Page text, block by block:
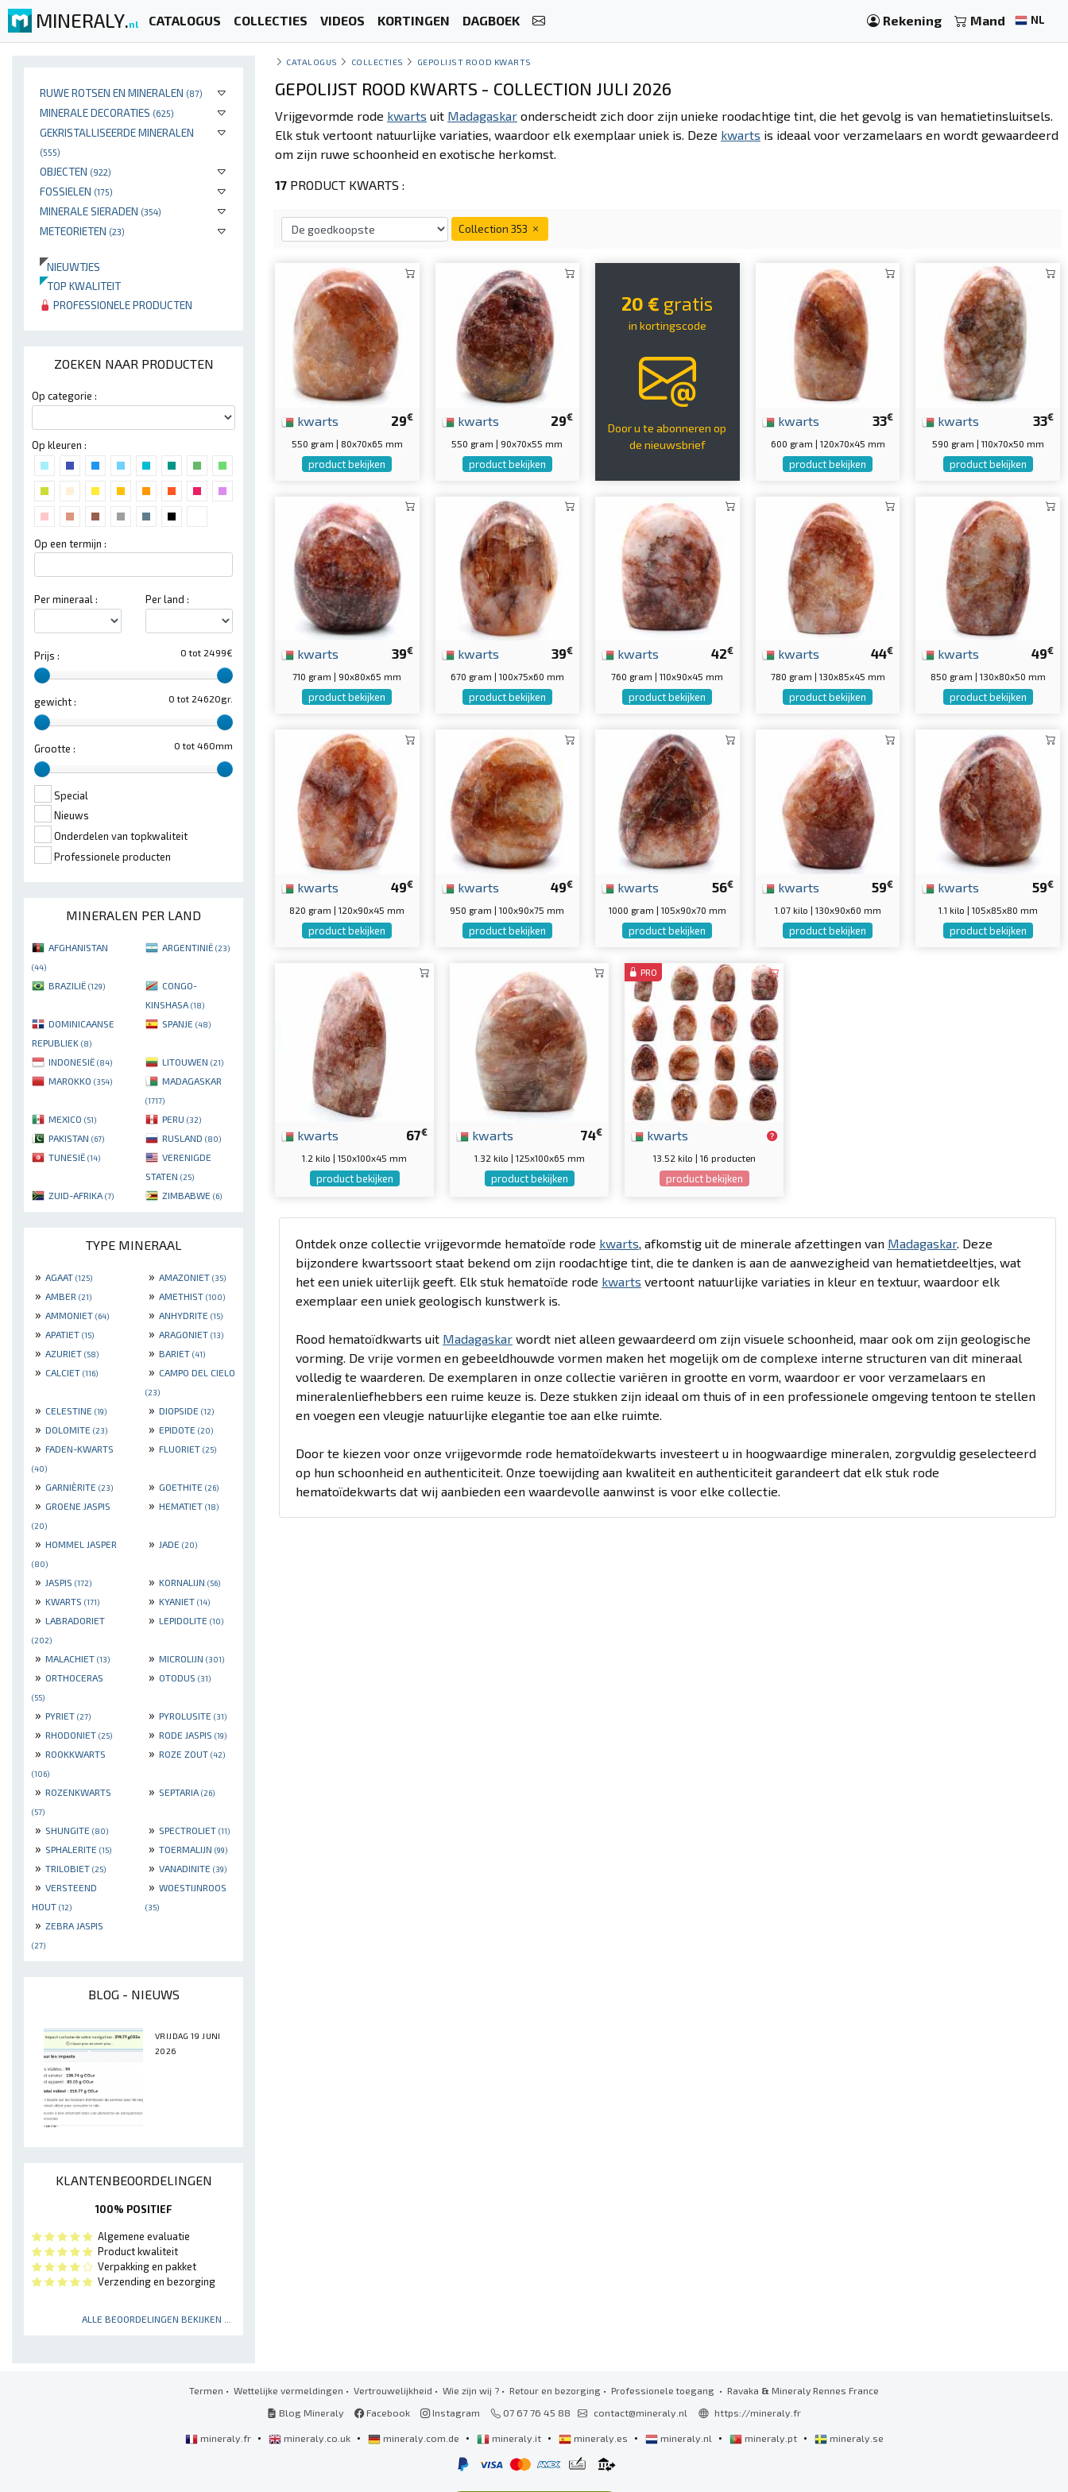
MINERALY.nl CATALOGUS COLLECTIES VIDEOS KORTINGEN DAGBOEK Rekening Mand NL
RUWE ROTSEN EN MINERALEN (87)
MINERALE DECORATIES (625)
GEKRISTALLISEERDE MINERALEN
(555)
OBJECTEN (922)
FOSSIELEN (175)
MINERALE SIERADEN (354)
METEORIETEN (23)
NIEUWTJES
TOP KWALITEIT
PROFESSIONELE PRODUCTEN
ZOEKEN NAAR PRODUCTEN
Op categorie :
Op kleuren :
Op een termijn :
Per mineraal : Per land :
0 tot 2499€
Prijs :
0 tot 24620gr.
gewicht :
0 tot 460mm
Grootte :
Special
Nieuws
Onderdelen van topkwaliteit
Professionele producten
MINERALEN PER LAND
AFGHANISTAN
(44)
ARGENTINIË (23)
BRAZILIË (129)
CONGO-
KINSHASA (18)
DOMINICAANSE
REPUBLIEK (8)
SPANJE (48)
INDONESIË (84) LITOUWEN (21)
MAROKKO (354) MADAGASKAR
(1717)
MEXICO (51) PERU (32)
PAKISTAN (67) RUSLAND (80)
TUNESIË (14)
VERENIGDE
STATEN (25)
ZUID-AFRIKA (7) ZIMBABWE (6)
TYPE MINERAAL
» AGAAT (125) » AMAZONIET (35)
» AMBER (21) » AMETHIST (100)
» AMMONIET (64) » ANHYDRITE (15)
» APATIET (15) » ARAGONIET (13)
» AZURIET (58) » BARIET (41)
» CALCIET (116) » CAMPO DEL CIELO
(23)
» CELESTINE (19) » DIOPSIDE (12)
» DOLOMITE (23) » EPIDOTE (20)
» FADEN-KWARTS
(40)
» FLUORIET (25)
» GARNIÈRITE (23) » GOETHITE (26)
» GROENE JASPIS
(20)
» HEMATIET (18)
» HOMMEL JASPER
(80)
» JADE (20)
» JASPIS (172) » KORNALIJN (56)
» KWARTS (171) » KYANIET (14)
» LABRADORIET
(202)
» LEPIDOLITE (10)
» MALACHIET (13) » MICROLIJN (301)
» ORTHOCERAS
(55)
» OTODUS (31)
» PYRIET (27) » PYROLUSITE (31)
» RHODONIET (25) » RODE JASPIS (19)
» ROOKKWARTS
(106)
» ROZE ZOUT (42)
» ROZENKWARTS
(57)
» SEPTARIA (26)
» SHUNGITE (80) » SPECTROLIET (11)
» SPHALERITE (15) » TOERMALIJN (99)
» TRILOBIET (25) » VANADINITE (39)
» VERSTEEND
HOUT (12)
» WOESTIJNROOS
(35)
» ZEBRA JASPIS
(27)
BLOG - NIEUWS
VRIJDAG 19 JUNI
2026
KLANTENBEOORDELINGEN
100% POSITIEF
Algemene evaluatie
Product kwaliteit
Verpakking en pakket
Verzending en bezorging
ALLE BEOORDELINGEN BEKIJKEN ...
CATALOGUS COLLECTIES GEPOLIJST ROOD KWARTS
GEPOLIJST ROOD KWARTS - COLLECTION JULI 2026
Vrijgevormde rode kwarts uit Madagaskar onderscheidt zich door zijn unieke roodachtige tint, die het gevolg is van hematietinsluitsels.
Elk stuk vertoont natuurlijke variaties, waardoor elk exemplaar uniek is. Deze kwarts is ideaal voor verzamelaars en wordt gewaardeerd
om zijn ruwe schoonheid en exotische herkomst.
17 PRODUCT KWARTS :
Collection 353
29€
kwarts
550 gram | 80x70x65 mm
product bekijken
29€
kwarts
550 gram | 90x70x55 mm
product bekijken
20 € gratis
in kortingscode
Door u te abonneren op
de nieuwsbrief
33€
kwarts
600 gram | 120x70x45 mm
product bekijken
33€
kwarts
590 gram | 110x70x50 mm
product bekijken
39€
kwarts
710 gram | 90x80x65 mm
product bekijken
39€
kwarts
670 gram | 100x75x60 mm
product bekijken
42€
kwarts
760 gram | 110x90x45 mm
product bekijken
44€
kwarts
780 gram | 130x85x45 mm
product bekijken
49€
kwarts
850 gram | 130x80x50 mm
product bekijken
49€
kwarts
820 gram | 120x90x45 mm
product bekijken
49€
kwarts
950 gram | 100x90x75 mm
product bekijken
56€
kwarts
1000 gram | 105x90x70 mm
product bekijken
59€
kwarts
1.07 kilo | 130x90x60 mm
product bekijken
59€
kwarts
1.1 kilo | 105x85x80 mm
product bekijken
67€
kwarts
1.2 kilo | 150x100x45 mm
product bekijken
74€
kwarts
1.32 kilo | 125x100x65 mm
product bekijken
PRO
kwarts
13.52 kilo | 16 producten
product bekijken
Ontdek onze collectie vrijgevormde hematoïde rode kwarts , afkomstig uit de minerale afzettingen van Madagaskar. Deze
bijzondere kwartssoort staat bekend om zijn roodachtige tint, die te danken is aan de aanwezigheid van hematietdeeltjes, wat
het een uniek uiterlijk geeft. Elk stuk hematoïde rode kwarts vertoont natuurlijke variaties in kleur en textuur, waardoor elk
exemplaar een uniek geologisch kunstwerk is.
Rood hematoïdkwarts uit Madagaskar wordt niet alleen gewaardeerd om zijn visuele schoonheid, maar ook om zijn geologische
vorming. De vrije vormen en gebeeldhouwde vormen maken het mogelijk om de complexe interne structuren van dit mineraal
volledig te waarderen. De exemplaren in onze collectie variëren in grootte en vorm, waardoor er voor verzamelaars en
mineralenliefhebbers een ruime keuze is. Deze stukken zijn ideaal om thuis of in een professionele omgeving tentoon te stellen
en voegen een vleugje natuurlijke elegantie toe aan elke ruimte.
Door te kiezen voor onze vrijgevormde rode hematoïdekwarts investeert u in hoogwaardige mineralen, zorgvuldig geselecteerd
op hun schoonheid en authenticiteit. Onze toewijding aan kwaliteit en authenticiteit garandeert dat elk stuk rode
hematoïdekwarts dat wij aanbieden een waardevolle aanwinst is voor elke collectie.
Termen • Wettelijke vermeldingen • Vertrouwelijkheid • Wie zijn wij ? • Retour en bezorging • Professionele toegang • Ravaka & Mineraly Rennes France
Blog Mineraly
Facebook Instagram 07 67 76 45 88 contact@mineraly.nl https://mineraly.fr
mineraly.fr • mineraly.co.uk • mineraly.com.de • mineraly.it • mineraly.es • mineraly.nl • mineraly.pt • mineraly.se